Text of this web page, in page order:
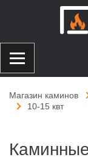
Магазин каминов
10-15 квт